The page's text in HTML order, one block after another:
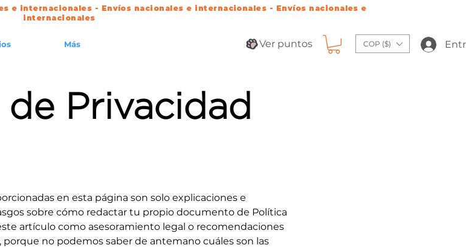
e internacionales - Envíos nacionales e internacionales - Envíos nacionales e
internacionales
Más Ver puntos COP ($)
de Privacidad
en esta página son solo explicaciones e
sobre cómo redactar tu propio documento de Política
artículo como asesoramiento legal o recomendaciones
no podemos saber de antemano cuáles son las